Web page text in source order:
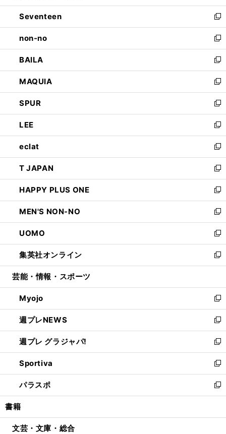
開
く
ウ
で
開
く
ン
ド
ウ
で
開
く
Seventeen
新
し
い
ウ
ィ
ン
ド
ウ
で
開
く
non-no
新
し
い
ウ
ィ
ン
ド
ウ
で
開
く
BAILA
新
し
い
ウ
ィ
ン
ド
ウ
で
開
く
MAQUIA
新
し
い
ウ
ィ
ン
ド
ウ
で
開
く
SPUR
新
し
い
ウ
ィ
ン
ド
ウ
で
開
く
LEE
新
し
い
ウ
ィ
ン
ド
ウ
で
開
く
eclat
新
し
い
ウ
ィ
ン
ド
ウ
で
開
く
T JAPAN
新
し
い
ウ
ィ
ン
ド
ウ
で
開
HAPPY PLUS ONE
新
し
い
ウ
ィ
ン
ド
ウ
開
く
MEN'S NON-NO
新
し
い
ウ
ィ
ン
ウ
で
開
く
UOMO
新
し
い
ウ
ン
ド
ウ
で
開
く
集英社オンライン
新
し
ウ
ィ
ン
ド
ウ
で
開
く
芸能・情報・スポーツ
Myojo
新
し
い
ウ
ィ
ン
ド
ウ
で
開
週プレNEWS
新
し
い
ウ
ィ
ン
ド
ウ
開
週プレ グラジャパ!
新
し
い
ウ
ィ
ン
ウ
Sportiva
新
し
い
ウ
ン
パラスポ
新
し
ウ
書籍
文芸・文庫・総合